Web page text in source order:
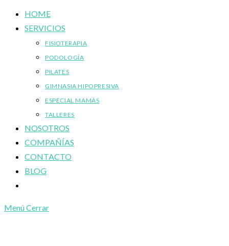
HOME
SERVICIOS
FISIOTERAPIA
PODOLOGÍA
PILATES
GIMNASIA HIPOPRESIVA
ESPECIAL MAMÁS
TALLERES
NOSOTROS
COMPAÑÍAS
CONTACTO
BLOG
de
MenúCerrar